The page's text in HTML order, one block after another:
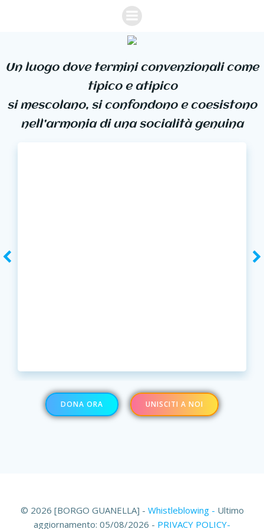
Vai
al
Un luogo dove termini convenzionali come
tipico e atipico
si mescolano, si confondono e coesistono
nell’armonia di una socialità genuina
DONA ORA UNISCITI A NOI
© 2026 [BORGO GUANELLA] - Whistleblowing - Ultimo
aggiornamento: 05/08/2026 - PRIVACY POLICY-